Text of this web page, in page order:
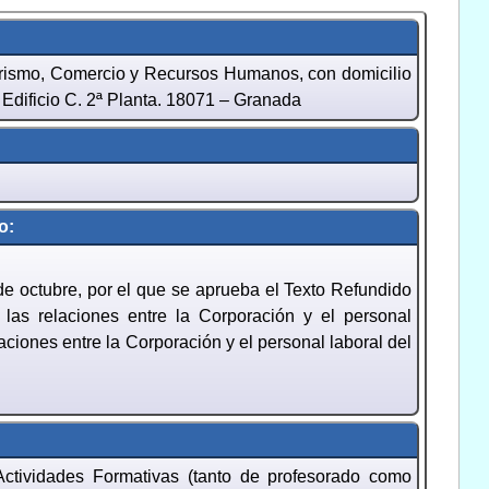
Comercio y Recursos Humanos, con domicilio
C. 2ª Planta. 18071 – Granada
octubre, por el que se aprueba el Texto Refundido
relaciones entre la Corporación y el personal
entre la Corporación y el personal laboral del
Formativas (tanto de profesorado como